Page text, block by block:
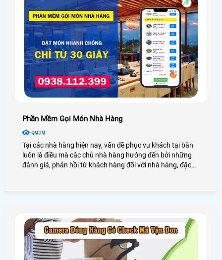
Phần Mềm Gọi Món Nhà Hàng
9929
Tại các nhà hàng hiện nay, vấn đề phục vụ khách tại bàn
luôn là điều mà các chủ nhà hàng hướng đến bởi những
đánh giá, phản hồi từ khách hàng đối với nhà hàng, đặc